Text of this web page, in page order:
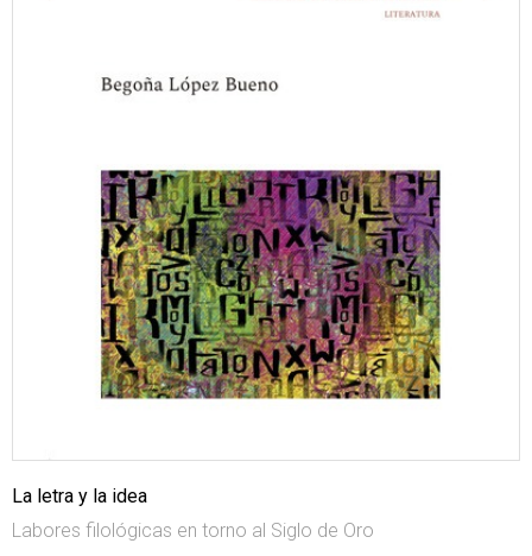
La letra y la idea
Labores filológicas en torno al Siglo de Oro